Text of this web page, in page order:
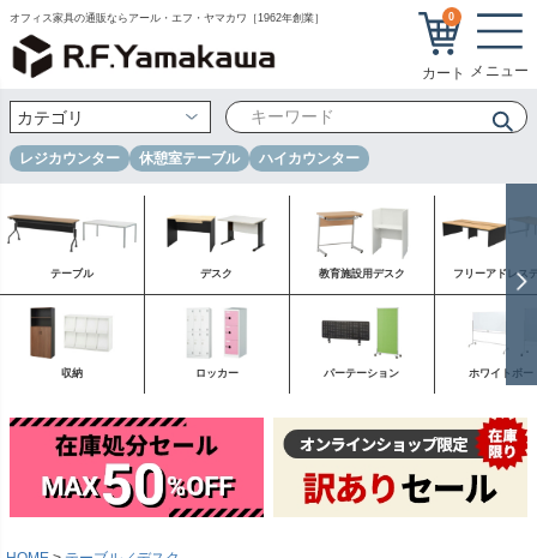
オフィス家具の通販ならアール・エフ・ヤマカワ［1962年創業］ 0
レジカウンター 休憩室テーブル ハイカウンター
テーブル デスク 教育施設用デスク フリーアドレス
収納 ロッカー パーテーション ホワイトボー